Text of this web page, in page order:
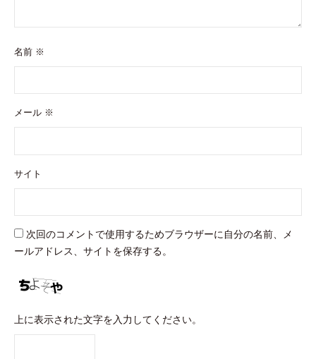
名前 ※
メール ※
サイト
次回のコメントで使用するためブラウザーに自分の名前、メ
ールアドレス、サイトを保存する。
上に表示された文字を入力してください。